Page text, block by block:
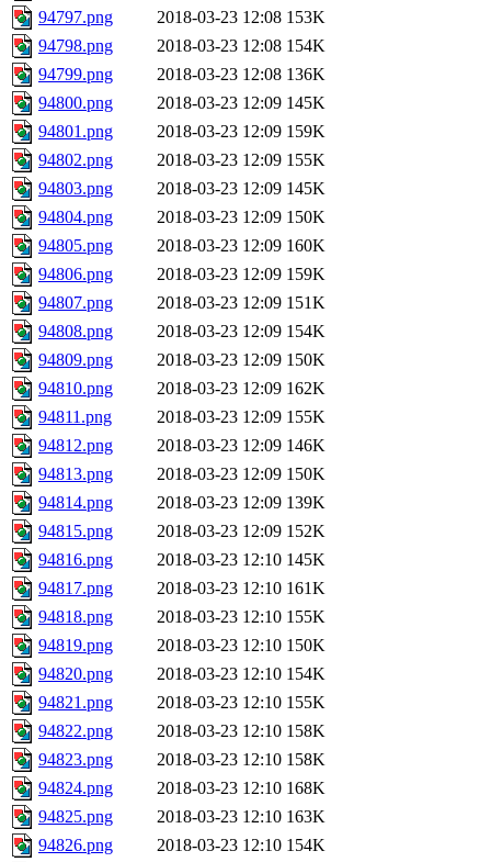
94797.png
2018-03-23 12:08 153K
94798.png
2018-03-23 12:08 154K
94799.png
2018-03-23 12:08 136K
94800.png
2018-03-23 12:09 145K
94801.png
2018-03-23 12:09 159K
94802.png
2018-03-23 12:09 155K
94803.png
2018-03-23 12:09 145K
94804.png
2018-03-23 12:09 150K
94805.png
2018-03-23 12:09 160K
94806.png
2018-03-23 12:09 159K
94807.png
2018-03-23 12:09 151K
94808.png
2018-03-23 12:09 154K
94809.png
2018-03-23 12:09 150K
94810.png
2018-03-23 12:09 162K
94811.png
2018-03-23 12:09 155K
94812.png
2018-03-23 12:09 146K
94813.png
2018-03-23 12:09 150K
94814.png
2018-03-23 12:09 139K
94815.png
2018-03-23 12:09 152K
94816.png
2018-03-23 12:10 145K
94817.png
2018-03-23 12:10 161K
94818.png
2018-03-23 12:10 155K
94819.png
2018-03-23 12:10 150K
94820.png
2018-03-23 12:10 154K
94821.png
2018-03-23 12:10 155K
94822.png
2018-03-23 12:10 158K
94823.png
2018-03-23 12:10 158K
94824.png
2018-03-23 12:10 168K
94825.png
2018-03-23 12:10 163K
94826.png
2018-03-23 12:10 154K